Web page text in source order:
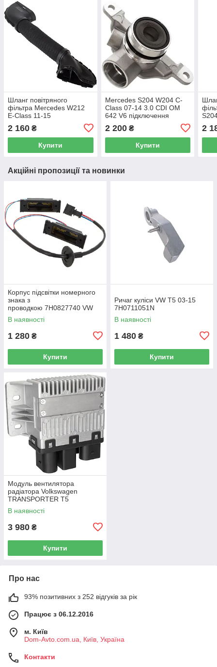
Шланг повітряного
фільтра Mercedes W212
E-Class 11-15
2 160 ₴
Купити
Mercedes S204 W204 C-
Class 07-14 3.0 CDI OM
642 V6 підключення
2 200₴
Купити
2
Акційні пропозиції та новинки
Корпус підсвітки номерного
знака з
проводкою 7H0827740 VW
Caddy III (2K) 2004-2015
/ Caddy IV (SA) 2016-
В наявності
1 280 ₴
Купити
Ричаг куліси VW T5 03-15
7H0711051N
В наявності
1 480 ₴
Купити
Модуль вентилятора
радіатора Volkswagen
TRANSPORTER T5
Фургон 03-15 7H0919506D
В наявності
3 980 ₴
Купити
Про нас
93% позитивних з 252 відгуків за рік
Працює з 06.12.2016
м. Київ
Dom-Avto.com.ua, Київ, Україна
Контакти